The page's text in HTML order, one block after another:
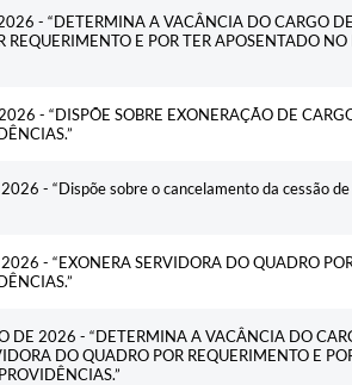
- “DETERMINA A VACÂNCIA DO CARGO
REQUERIMENTO E POR TER APOSENTADO NO
- “DISPÕE SOBRE EXONERAÇÃO DE
- “Dispõe sobre o cancelamento da cessão
- “EXONERA SERVIDORA DO QUADRO
DE 2026 - “DETERMINA A VACÂNCIA DO
DO QUADRO POR REQUERIMENTO E